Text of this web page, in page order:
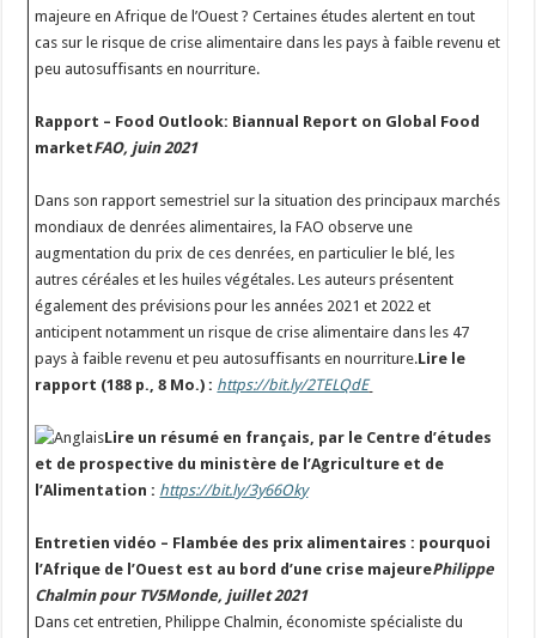
majeure en Afrique de l’Ouest ? Certaines études alertent en tout
cas sur le risque de crise alimentaire dans les pays à faible revenu et
peu autosuffisants en nourriture.
Rapport – Food Outlook: Biannual Report on Global Food
marketFAO, juin 2021
Dans son rapport semestriel sur la situation des principaux marchés
mondiaux de denrées alimentaires, la FAO observe une
augmentation du prix de ces denrées, en particulier le blé, les
autres céréales et les huiles végétales. Les auteurs présentent
également des prévisions pour les années 2021 et 2022 et
anticipent notamment un risque de crise alimentaire dans les 47
pays à faible revenu et peu autosuffisants en nourriture.Lire le
rapport (188 p., 8 Mo.) : https://bit.ly/2TELQdE
Lire un résumé en français, par le Centre d’études
et de prospective du ministère de l’Agriculture et de
l’Alimentation : https://bit.ly/3y66Oky
Entretien vidéo – Flambée des prix alimentaires : pourquoi
l’Afrique de l’Ouest est au bord d’une crise majeurePhilippe
Chalmin pour TV5Monde, juillet 2021
Dans cet entretien, Philippe Chalmin, économiste spécialiste du